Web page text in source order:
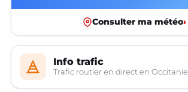
Consulter ma météo›
Info trafic
Trafic routier en direct en Occitanie